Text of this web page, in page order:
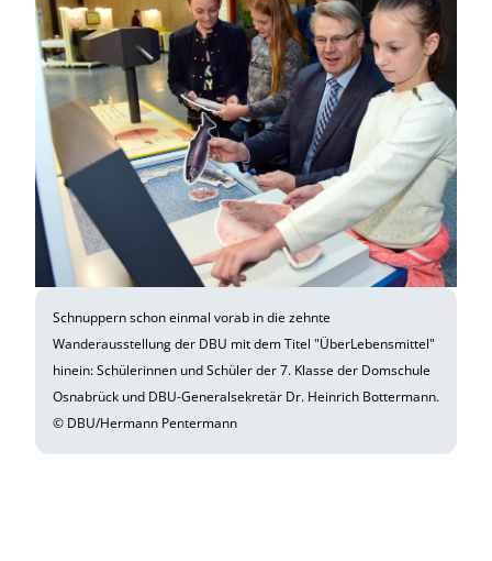
Schnuppern schon einmal vorab in die zehnte
Wanderausstellung der DBU mit dem Titel "ÜberLebensmittel"
hinein: Schülerinnen und Schüler der 7. Klasse der Domschule
Osnabrück und DBU-Generalsekretär Dr. Heinrich Bottermann.
© DBU/Hermann Pentermann